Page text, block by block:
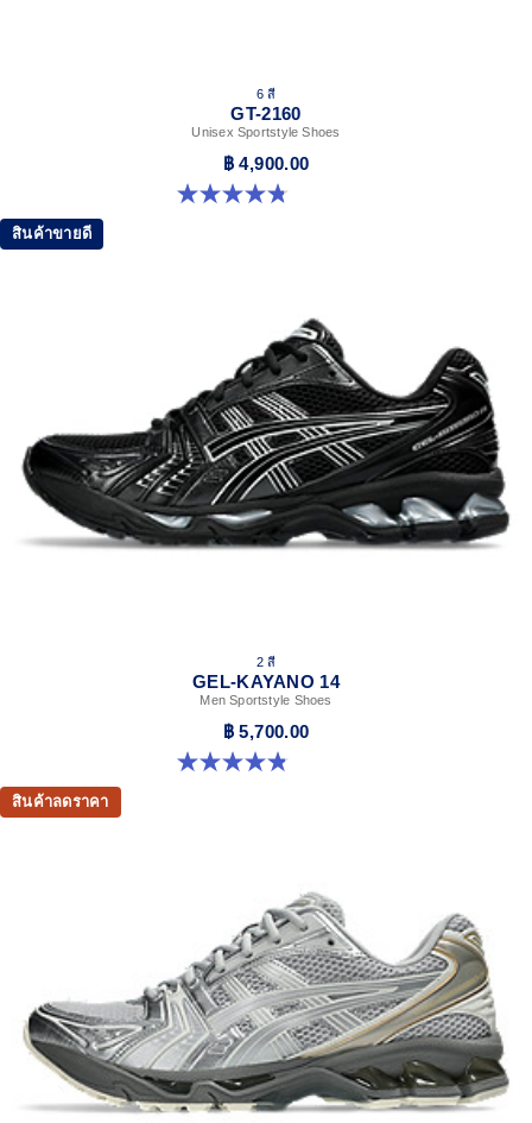
6 สี
GT-2160
Unisex Sportstyle Shoes
฿ 4,900.00
4.8 จาก 5 ดาว 457 รีวิว
สินค้าขายดี
2 สี
GEL-KAYANO 14
Men Sportstyle Shoes
฿ 5,700.00
4.9 จาก 5 ดาว 1159 รีวิว
สินค้าลดราคา